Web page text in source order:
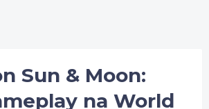
Sun & Moon:
na World